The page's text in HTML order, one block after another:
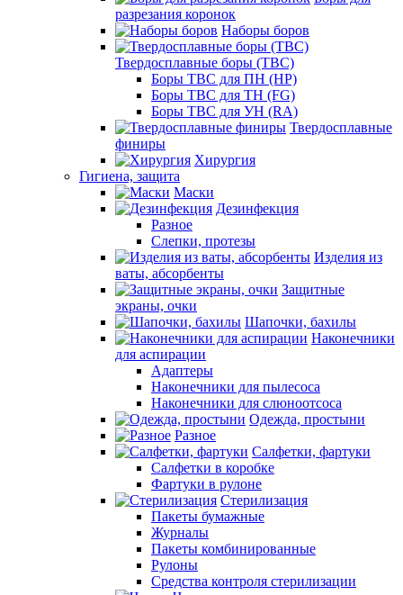
разрезания коронок
Наборы боров
Твердосплавные боры (ТВС)
Боры ТВС для ПН (HP)
Боры ТВС для ТН (FG)
Боры ТВС для УН (RA)
Твердосплавные
финиры
Хирургия
Гигиена, защита
Маски
Дезинфекция
Разное
Слепки, протезы
Изделия из
ваты, абсорбенты
Защитные
экраны, очки
Шапочки, бахилы
Наконечники
для аспирации
Адаптеры
Наконечники для пылесоса
Наконечники для слюноотсоса
Одежда, простыни
Разное
Салфетки, фартуки
Салфетки в коробке
Фартуки в рулоне
Стерилизация
Пакеты бумажные
Журналы
Пакеты комбинированные
Рулоны
Средства контроля стерилизации